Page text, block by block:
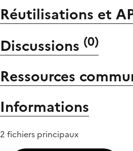
Réutilisations et
Discussions (0)
Ressources
Informations
2 fichiers principaux